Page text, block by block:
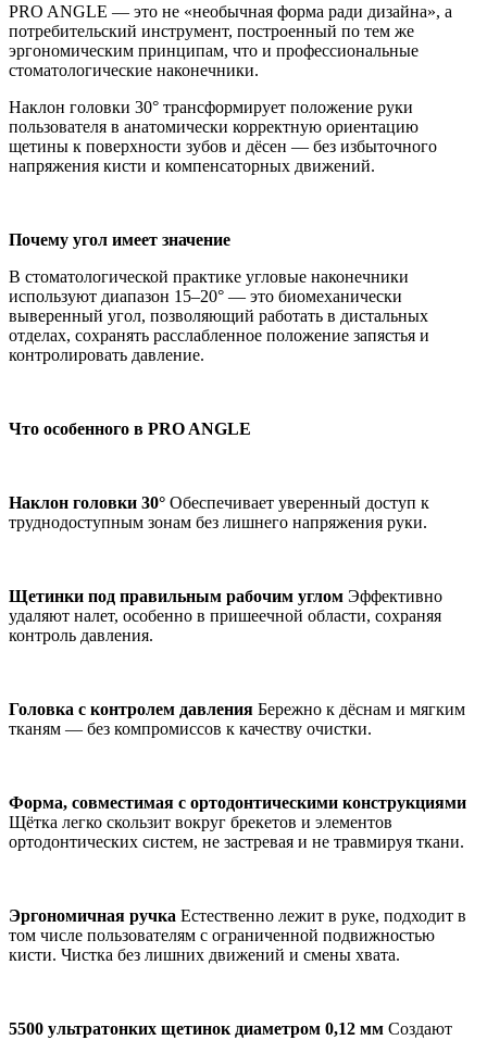
PRO ANGLE — это не «необычная форма ради дизайна», а
потребительский инструмент, построенный по тем же
эргономическим принципам, что и профессиональные
стоматологические наконечники.
Наклон головки 30° трансформирует положение руки
пользователя в анатомически корректную ориентацию
щетины к поверхности зубов и дёсен — без избыточного
напряжения кисти и компенсаторных движений.
Почему угол имеет значение
В стоматологической практике угловые наконечники
используют диапазон 15–20° — это биомеханически
выверенный угол, позволяющий работать в дистальных
отделах, сохранять расслабленное положение запястья и
контролировать давление.
Что особенного в PRO ANGLE
Наклон головки 30° Обеспечивает уверенный доступ к
труднодоступным зонам без лишнего напряжения руки.
Щетинки под правильным рабочим углом Эффективно
удаляют налет, особенно в пришеечной области, сохраняя
контроль давления.
Головка с контролем давления Бережно к дёснам и мягким
тканям — без компромиссов к качеству очистки.
Форма, совместимая с ортодонтическими конструкциями
Щётка легко скользит вокруг брекетов и элементов
ортодонтических систем, не застревая и не травмируя ткани.
Эргономичная ручка Естественно лежит в руке, подходит в
том числе пользователям с ограниченной подвижностью
кисти. Чистка без лишних движений и смены хвата.
5500 ультратонких щетинок диаметром 0,12 мм Создают